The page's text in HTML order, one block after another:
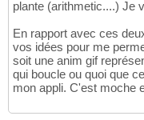
plante (arithmetic....) Je
En rapport avec ces
vos idées pour me
soit une anim gif
qui boucle ou quoi que
mon appli. C'est moche